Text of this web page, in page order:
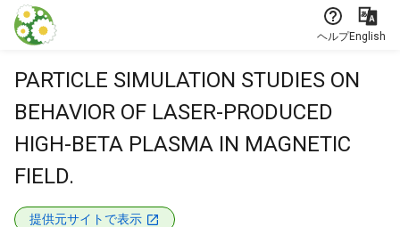
本文に飛ぶ
ヘルプEnglish
PARTICLE SIMULATION STUDIES ON
BEHAVIOR OF LASER-PRODUCED
HIGH-BETA PLASMA IN MAGNETIC
FIELD.
提供元サイトで表示